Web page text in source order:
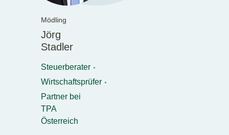
Mödling
Jörg
Stadler
Steuerberater
Wirtschaftsprüfer
Partner bei
TPA
Österreich